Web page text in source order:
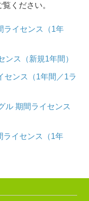
覧ください。
ライセンス（1年
ンス（新規1年間）
センス（1年間／1ラ
ル 期間ライセンス
ライセンス（1年